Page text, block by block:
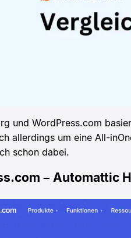
und WordPress.com
allerdings um eine All-
schon dabei.
– Automattic